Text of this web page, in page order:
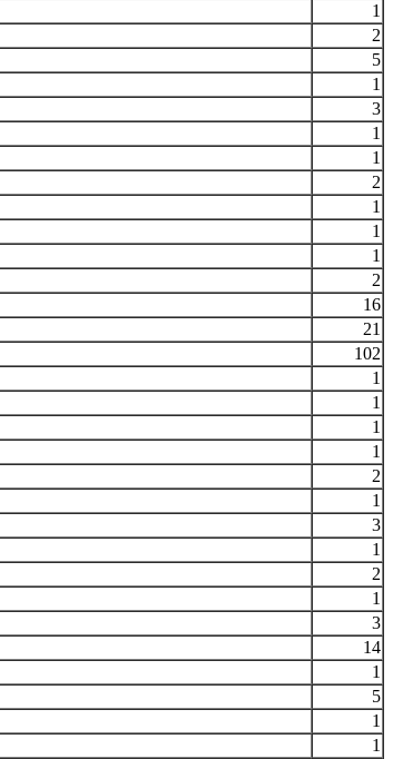
1
2
5
1
3
1
1
2
1
1
1
2
16
21
102
1
1
1
1
2
1
3
1
2
1
3
14
1
5
1
1